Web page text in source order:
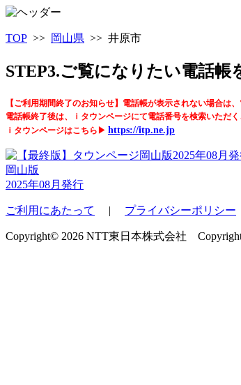
TOP >> 岡山県 >> 井原市
STEP3.ご覧になりたい電話
【ご利用期間終了のお知らせ】電話帳が表示されない場合は
電話帳終了後は、ｉタウンページにて電話番号を検索いただく
ｉタウンページはこちら▶ https://itp.ne.jp
岡山版
2025年08月発行
ご利用にあたって | プライバシーポリシー
Copyright© 2026 NTT東日本株式会社